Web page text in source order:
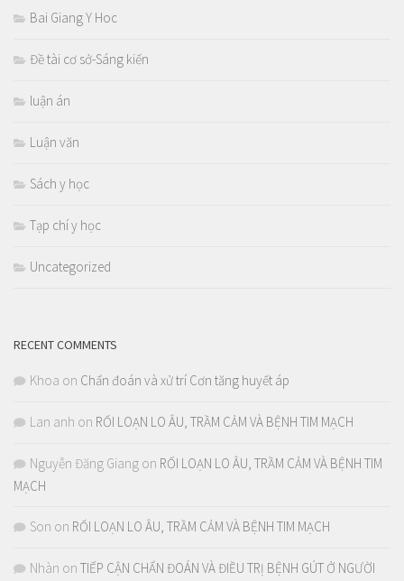
Bai Giang Y Hoc
Đề tài cơ sở-Sáng kiến
luận án
Luận văn
Sách y học
Tạp chí y học
Uncategorized
RECENT COMMENTS
Khoa on Chẩn đoán và xử trí Cơn tăng huyết áp
Lan anh on RỐI LOẠN LO ÂU, TRẦM CẢM VÀ BỆNH TIM MẠCH
Nguyễn Đăng Giang on RỐI LOẠN LO ÂU, TRẦM CẢM VÀ BỆNH TIM
MẠCH
Son on RỐI LOẠN LO ÂU, TRẦM CẢM VÀ BỆNH TIM MẠCH
Nhàn on TIẾP CẬN CHẨN ĐOÁN VÀ ĐIỀU TRỊ BỆNH GÚT Ở NGƯỜI